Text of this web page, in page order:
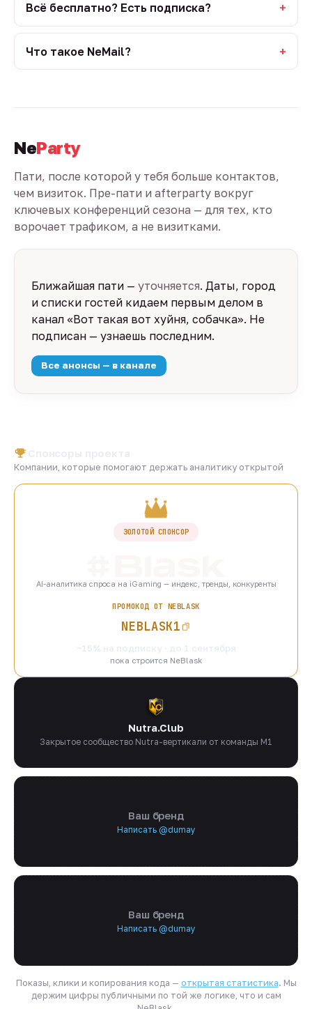
Всё бесплатно? Есть подписка?
Что такое NeMail?
NeParty
Пати, после которой у тебя больше контактов,
чем визиток. Пре-пати и afterparty вокруг
ключевых конференций сезона — для тех, кто
ворочает трафиком, а не визитками.
Ближайшая пати — уточняется. Даты, город
и списки гостей кидаем первым делом в
канал «Вот такая вот хуйня, собачка». Не
подписан — узнаешь последним.
Все анонсы — в канале
Компании, которые помогают держать аналитику открытой
ЗОЛОТОЙ СПОНСОР
AI-аналитика спроса на iGaming — индекс, тренды, конкуренты
ПРОМОКОД ОТ NEBLASK
NEBLASK1
пока строится NeBlask
Nutra.Club
Закрытое сообщество Nutra-вертикали от команды M1
Ваш бренд
Написать @dumay
Ваш бренд
Написать @dumay
Показы, клики и копирования кода — открытая статистика. Мы
держим цифры публичными по той же логике, что и сам